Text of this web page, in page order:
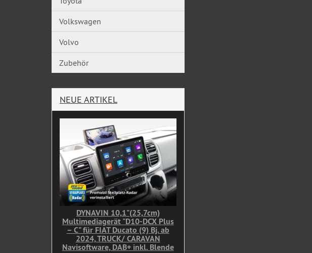
Volkswagen
Volvo
Zubehör
NEUE ARTIKEL
DYNAVIN 10,1"(25,7cm)
Multimediagerät "D10-DCX Plus
– C" für FIAT Ducato (9) Bj. ab
2024, TRUCK/ CARAVAN
Navisoftware, DAB+ inkl. Blende